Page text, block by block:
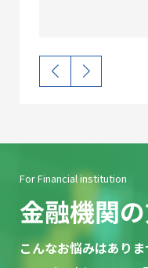
For Financial institution
金融機関
こんなお悩みはありま